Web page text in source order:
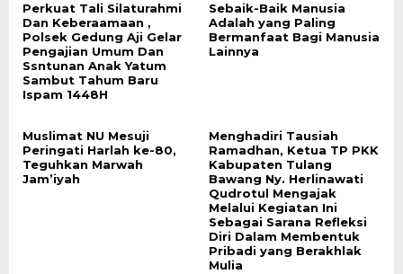
Perkuat Tali Silaturahmi
Dan Keberaamaan ,
Polsek Gedung Aji Gelar
Pengajian Umum Dan
Ssntunan Anak Yatum
Sambut Tahum Baru
Ispam 1448H
Sebaik-Baik Manusia
Adalah yang Paling
Bermanfaat Bagi Manusia
Lainnya
Muslimat NU Mesuji
Peringati Harlah ke-80,
Teguhkan Marwah
Jam’iyah
Menghadiri Tausiah
Ramadhan, Ketua TP PKK
Kabupaten Tulang
Bawang Ny. Herlinawati
Qudrotul Mengajak
Melalui Kegiatan Ini
Sebagai Sarana Refleksi
Diri Dalam Membentuk
Pribadi yang Berakhlak
Mulia